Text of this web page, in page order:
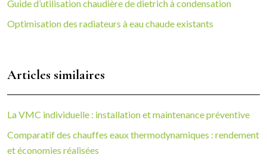
Guide d’utilisation chaudière de dietrich à condensation
Optimisation des radiateurs à eau chaude existants
Articles similaires
La VMC individuelle : installation et maintenance préventive
Comparatif des chauffes eaux thermodynamiques : rendement
et économies réalisées